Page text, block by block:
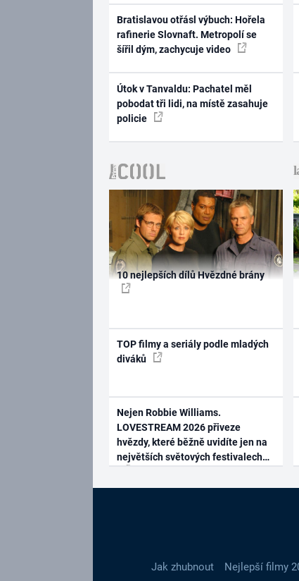
Bratislavou otřásl výbuch: Hořela
rafinerie Slovnaft. Metropolí se
šířil dým, zachycuje video
Útok v Tanvaldu: Pachatel měl
pobodat tři lidi, na místě zasahuje
policie
10 nejlepších dílů Hvězdné brány
TOP filmy a seriály podle mladých
diváků
Nejen Robbie Williams.
LOVESTREAM 2026 přiveze
hvězdy, které běžně uvidíte jen na
největších světových festivalech
Jak zhubnout Nejlepší filmy